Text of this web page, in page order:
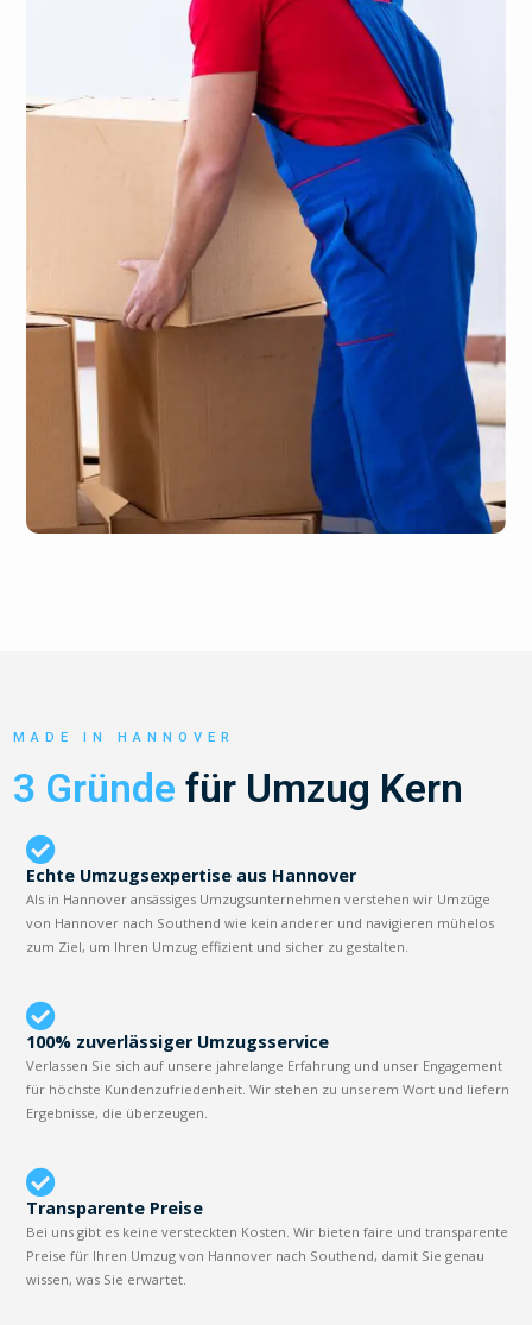
MADE IN HANNOVER
3 Gründe für Umzug Kern
Echte Umzugsexpertise aus Hannover
Als in Hannover ansässiges Umzugsunternehmen verstehen wir Umzüge
von Hannover nach Southend wie kein anderer und navigieren mühelos
zum Ziel, um Ihren Umzug effizient und sicher zu gestalten.
100% zuverlässiger Umzugsservice
Verlassen Sie sich auf unsere jahrelange Erfahrung und unser Engagement
für höchste Kundenzufriedenheit. Wir stehen zu unserem Wort und liefern
Ergebnisse, die überzeugen.
Transparente Preise
Bei uns gibt es keine versteckten Kosten. Wir bieten faire und transparente
Preise für Ihren Umzug von Hannover nach Southend, damit Sie genau
wissen, was Sie erwartet.